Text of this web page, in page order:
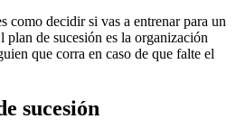
como decidir si vas a entrenar para un
de sucesión es la organización
que corra en caso de que falte el
sucesión